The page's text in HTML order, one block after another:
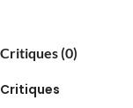
Critiques (0)
Critiques